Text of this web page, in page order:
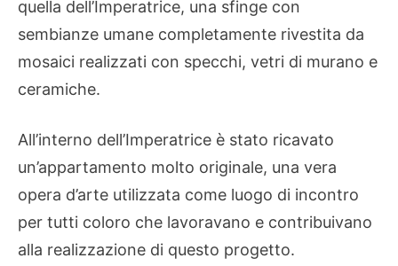
quella dell’Imperatrice, una sfinge con
sembianze umane completamente rivestita da
mosaici realizzati con specchi, vetri di murano e
ceramiche.
All’interno dell’Imperatrice è stato ricavato
un’appartamento molto originale, una vera
opera d’arte utilizzata come luogo di incontro
per tutti coloro che lavoravano e contribuivano
alla realizzazione di questo progetto.